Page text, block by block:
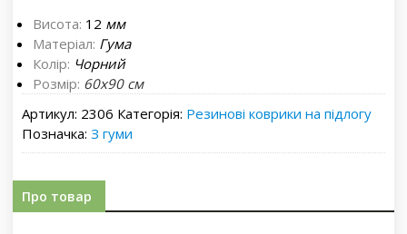
Висота: 12 мм
Матеріал: Гума
Колір: Чорний
Розмір: 60х90 см
Артикул: 2306 Категорія: Резинові коврики на підлогу
Позначка: З гуми
Про товар